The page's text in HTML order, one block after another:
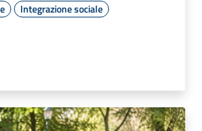
Integrazione sociale